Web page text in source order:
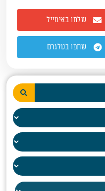
שלחו באימייל
שתפו בטלגרם